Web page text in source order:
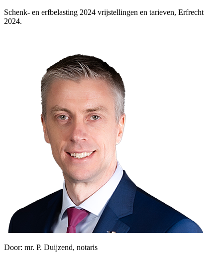
Schenk- en erfbelasting 2024 vrijstellingen en tarieven, Erfrecht
2024.
Door: mr. P. Duijzend, notaris